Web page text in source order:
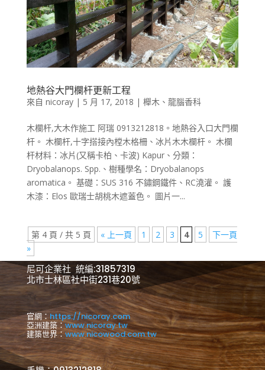
地熱谷大門欄杆更新工程
來自 nicoray| 5 月 17, 2018 | 櫸木、龍腦香科
木欄杆,大木作施工 阿瑞 0913212818。地熱谷入口大門欄
杆。 木欄杆,十字搭接內樘木格柵、冰片木木欄杆。 木欄
杆材料：冰片(又稱卡柏、卡波) Kapur、分類：
Dryobalanops. Spp.、樹種學名：Dryobalanops
aromatica。 基礎：SUS 316 不鏽鋼鐵件、RC澆灌。 護
木漆：Elos 歐瑞士胡桃木遮蓋色。 圖片一...
第 4 頁 / 共 5 頁 « 上一頁 1 2 3 4 5
下一頁
»
尼可企業社 統編:31857319
北市士林區社中街231巷20號
官網：https://nicoray.com
亞洲建築：www.nicoray.tw
建築世界：www.nicowood.com.tw